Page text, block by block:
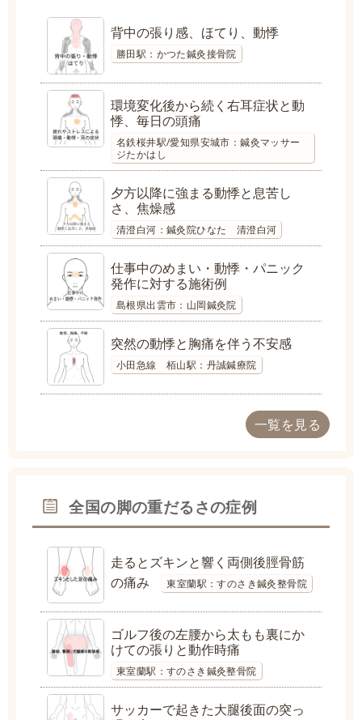
背中の張り感、ほてり、動悸
勝田駅：かつた鍼灸接骨院
環境変化後から続く右耳症状と動
悸、毎日の頭痛
名鉄桜井駅/愛知県安城市：鍼灸マッサー
ジたかはし
夕方以降に強まる動悸と息苦し
さ、焦燥感
清澄白河：鍼灸院ひなた 清澄白河
仕事中のめまい・動悸・パニック
発作に対する施術例
島根県出雲市：山岡鍼灸院
突然の動悸と胸痛を伴う不安感
小田急線 栢山駅：丹誠鍼療院
一覧を見る
全国の脚の重だるさの症例
走るとズキンと響く両側後脛骨筋
の痛み
東室蘭駅：すのさき鍼灸整骨院
ゴルフ後の左腰から太もも裏にか
けての張りと動作時痛
東室蘭駅：すのさき鍼灸整骨院
サッカーで起きた大腿後面の突っ